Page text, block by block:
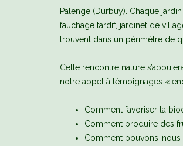
Palenge (Durbuy). Chaque
fauchage tardif, jardinet de
trouvent dans un périmètre de
Cette rencontre nature
notre appel à témoignages «
Comment favoriser la
Comment produire des
Comment pouvons-nous